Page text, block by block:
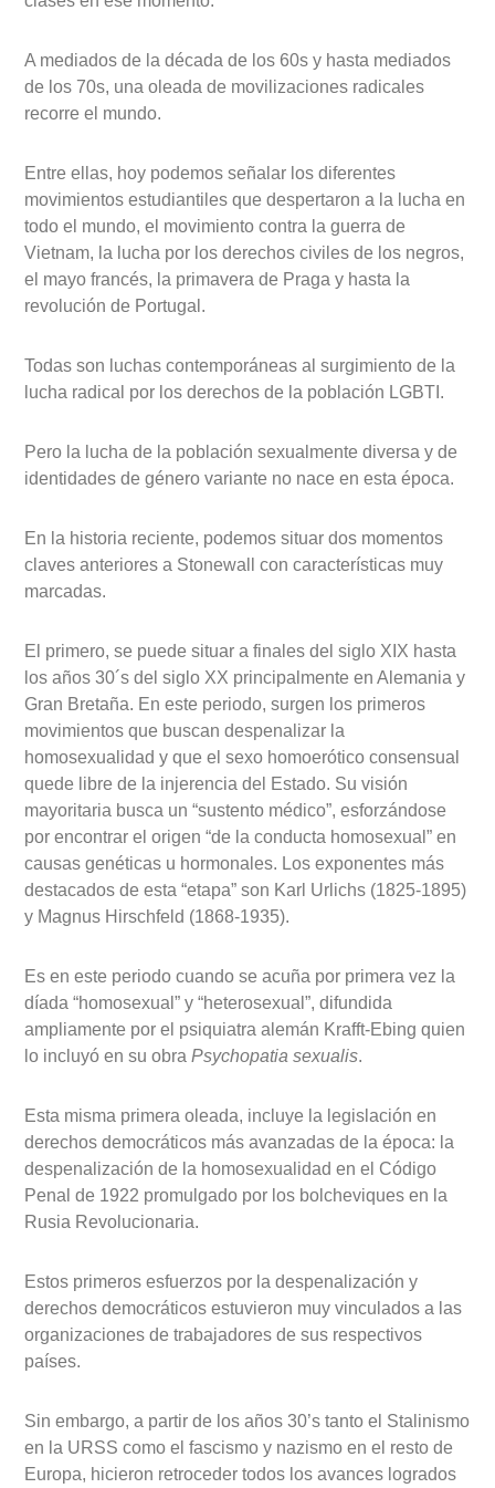
A mediados de la década de los 60s y hasta mediados
de los 70s, una oleada de movilizaciones radicales
recorre el mundo.
Entre ellas, hoy podemos señalar los diferentes
movimientos estudiantiles que despertaron a la lucha en
todo el mundo, el movimiento contra la guerra de
Vietnam, la lucha por los derechos civiles de los negros,
el mayo francés, la primavera de Praga y hasta la
revolución de Portugal.
Todas son luchas contemporáneas al surgimiento de la
lucha radical por los derechos de la población LGBTI.
Pero la lucha de la población sexualmente diversa y de
identidades de género variante no nace en esta época.
En la historia reciente, podemos situar dos momentos
claves anteriores a Stonewall con características muy
marcadas.
El primero, se puede situar a finales del siglo XIX hasta
los años 30´s del siglo XX principalmente en Alemania y
Gran Bretaña. En este periodo, surgen los primeros
movimientos que buscan despenalizar la
homosexualidad y que el sexo homoerótico consensual
quede libre de la injerencia del Estado. Su visión
mayoritaria busca un “sustento médico”, esforzándose
por encontrar el origen “de la conducta homosexual” en
causas genéticas u hormonales. Los exponentes más
destacados de esta “etapa” son Karl Urlichs (1825-1895)
y Magnus Hirschfeld (1868-1935).
Es en este periodo cuando se acuña por primera vez la
díada “homosexual” y “heterosexual”, difundida
ampliamente por el psiquiatra alemán Krafft-Ebing quien
lo incluyó en su obraPsychopatia sexualis.
Esta misma primera oleada, incluye la legislación en
derechos democráticos más avanzadas de la época: la
despenalización de la homosexualidad en el Código
Penal de 1922 promulgado por los bolcheviques en la
Rusia Revolucionaria.
Estos primeros esfuerzos por la despenalización y
derechos democráticos estuvieron muy vinculados a las
organizaciones de trabajadores de sus respectivos
países.
Sin embargo, a partir de los años 30’s tanto el Stalinismo
en la URSS como el fascismo y nazismo en el resto de
Europa, hicieron retroceder todos los avances logrados